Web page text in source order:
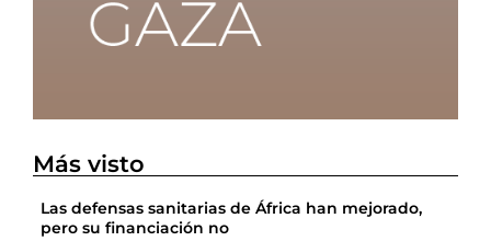
Más visto
Las defensas sanitarias de África han mejorado,
pero su financiación no